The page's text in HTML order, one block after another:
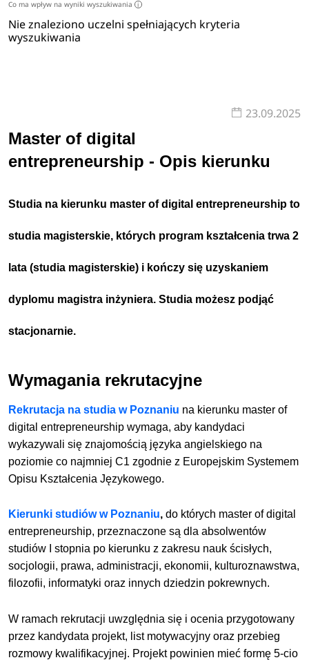
Co ma wpływ na wyniki wyszukiwania i
Nie znaleziono uczelni spełniających kryteria
wyszukiwania
23.09.2025
Master of digital
entrepreneurship - Opis kierunku
Studia na kierunku master of digital entrepreneurship to
studia magisterskie, których program kształcenia trwa 2
lata (studia magisterskie) i kończy się uzyskaniem
dyplomu magistra inżyniera. Studia możesz podjąć
stacjonarnie.
Wymagania rekrutacyjne
Rekrutacja na studia w Poznaniu na kierunku master of
digital entrepreneurship wymaga, aby kandydaci
wykazywali się znajomością języka angielskiego na
poziomie co najmniej C1 zgodnie z Europejskim Systemem
Opisu Kształcenia Językowego.
Kierunki studiów w Poznaniu,do których master of digital
entrepreneurship, przeznaczone są dla absolwentów
studiów I stopnia po kierunku z zakresu nauk ścisłych,
socjologii, prawa, administracji, ekonomii, kulturoznawstwa,
filozofii, informatyki oraz innych dziedzin pokrewnych.
W ramach rekrutacji uwzględnia się i ocenia przygotowany
przez kandydata projekt, list motywacyjny oraz przebieg
rozmowy kwalifikacyjnej. Projekt powinien mieć formę 5-cio